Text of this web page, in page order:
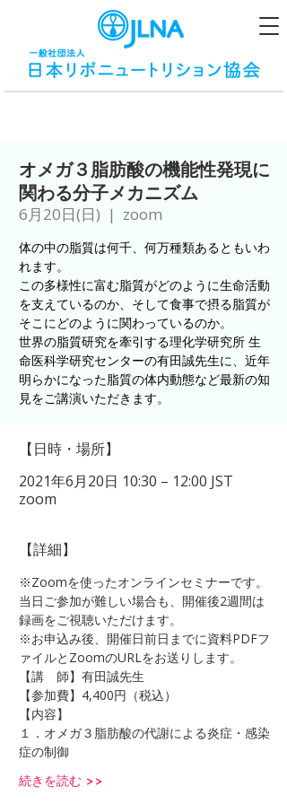
オメガ３脂肪酸の機能性発現に
関わる分子メカニズム
6月20日(日)
  |
zoom
体の中の脂質は何千、何万種類あるともいわ
れます。
この多様性に富む脂質がどのように生命活動
を支えているのか、そして食事で摂る脂質が
そこにどのように関わっているのか。
世界の脂質研究を牽引する理化学研究所 生
命医科学研究センターの有田誠先生に、近年
明らかになった脂質の体内動態など最新の知
【日時・場所】
2021年6月20日 10:30 – 12:00 JST
zoom
【詳細】
※Zoomを使ったオンラインセミナーです。
当日ご参加が難しい場合も、開催後2週間は
録画をご視聴いただけます。
※お申込み後、開催日前日までに資料PDFフ
ァイルとZoomのURLをお送りします。
【講　師】有田誠先生
【参加費】4,400円（税込）
【内容】
１．オメガ３脂肪酸の代謝による炎症・感染
症の制御
続きを読む >>